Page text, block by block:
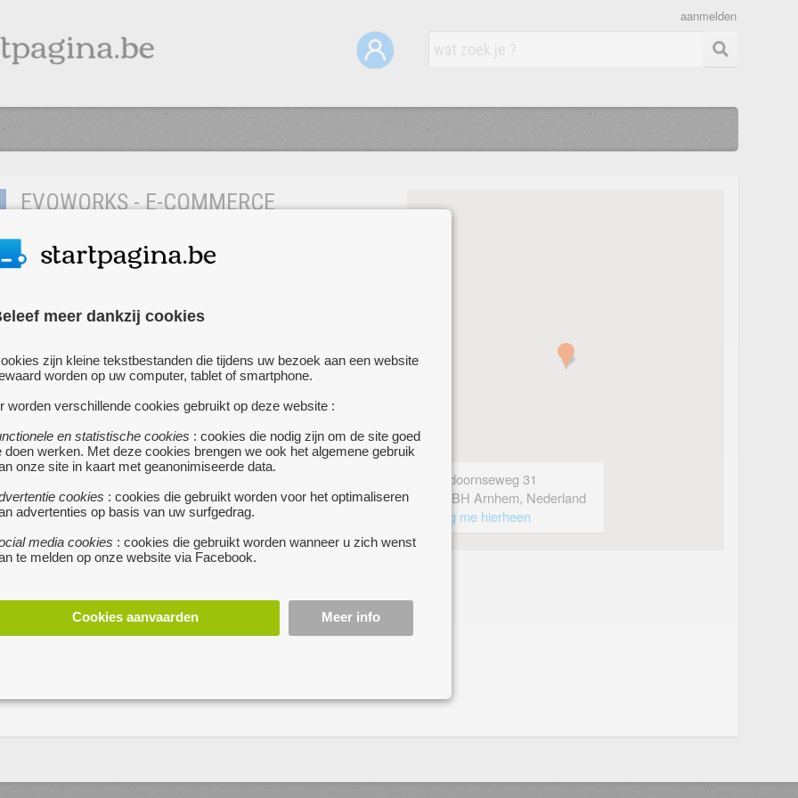
meer dankzij cookies
zijn kleine tekstbestanden die tijdens uw bezoek aan een website
worden op uw computer, tablet of smartphone.
worden verschillende cookies gebruikt op deze website :
en statistische cookies : cookies die nodig zijn om de site goed
doen werken. Met deze cookies brengen we ook het algemene gebruik
onze site in kaart met geanonimiseerde data.
cookies : cookies die gebruikt worden voor het optimaliseren
advertenties op basis van uw surfgedrag.
media cookies : cookies die gebruikt worden wanneer u zich wenst
te melden op onze website via Facebook.
Cookies aanvaarden Meer info
aanmelden
EVOWORKS - E-COMMERCE
ARNHEM
• Evoworks is een online marketing bureau
Evoworks werkt vanuit het oogpunt dat de webshop
maximale conversie uit de bezoekers, zo veel mogelijk
relevant verkeer en bestaande klanten moeten terug blijven
komen.
Onze online marketing diensten kunnen volledig
afgestemd worden op uw behoeften. Onze diensten zijn
onder te verdelen in e-commerce marketing advies, online
marketing beheer, AdWords beheer & optimalisatie en
Google SEO optimalisatie.
Wilt u ook boven uw concurrentie uitstijgen? Kies dan voor
www.evoworks.nl
Apeldoornseweg 31
6814BH Arnhem, Nederland
breng me hierheen